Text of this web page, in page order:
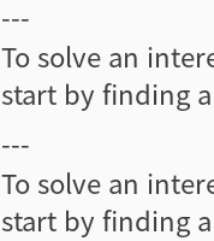
---
To solve an
start by finding
---
To solve an
start by finding